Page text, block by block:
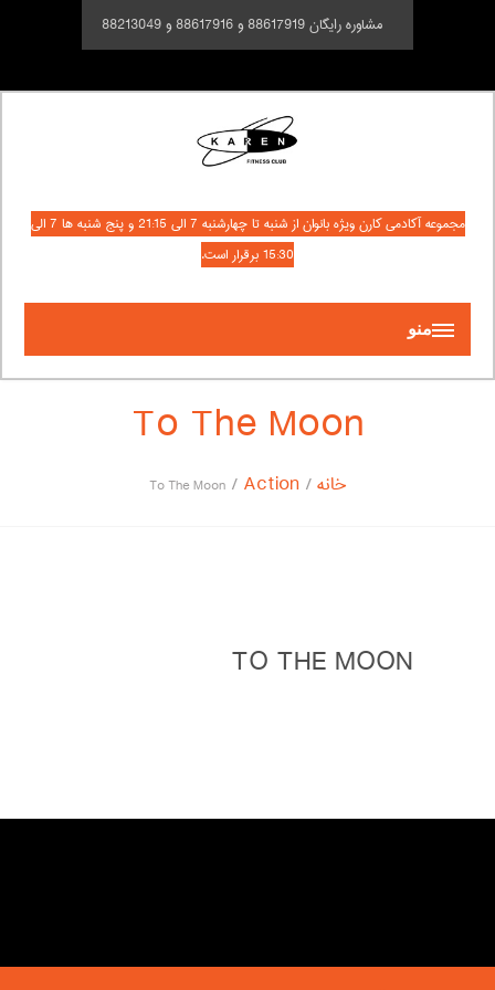
مشاوره رایگان 88617919 و 88617916 و 88213049
مجموعه آکادمی کارن ویژه بانوان از شنبه تا چهارشنبه 7 الی 21:15 و پنج شنبه ها 7 الی
15:30 برقرار است.
منو
To The Moon
خانه Action
To The Moon
TO THE MOON